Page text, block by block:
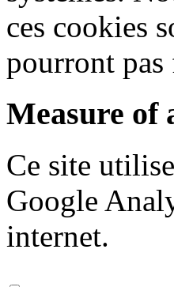
ces cookies
pourront
Measure of
Ce site
Google
internet.